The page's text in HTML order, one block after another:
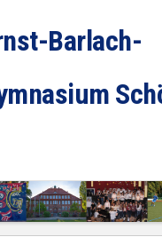
Barlach-